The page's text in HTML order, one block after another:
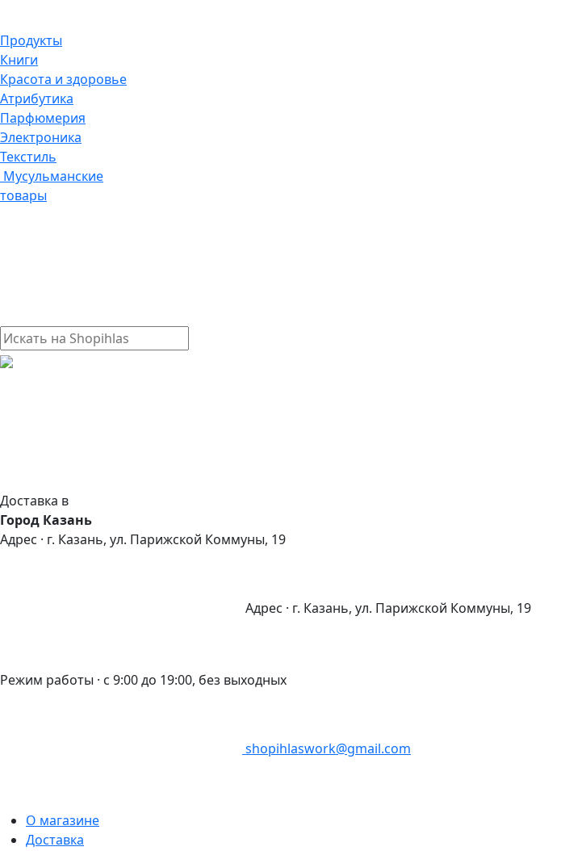
Продукты
Книги
Красота и здоровье
Атрибутика
Парфюмерия
Электроника
Текстиль
Мусульманские
товары
Доставка в
Город Казань
Адрес · г. Казань, ул. Парижской Коммуны, 19
Адрес · г. Казань, ул. Парижской Коммуны, 19
Режим работы · с 9:00 до 19:00, без выходных
shopihlaswork@gmail.com
О магазине
Доставка